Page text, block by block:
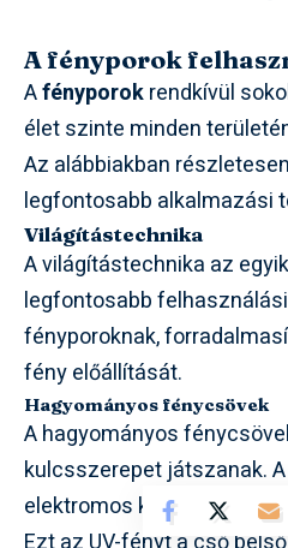
A fényporok
Afényporokrendkívül
élet szinte minden
Az alábbiakban
legfontosabb alkalmazási
Világítástechnika
A világítástechnika az
legfontosabb
fényporoknak,
fény előállítását.
Hagyományos fénycsövek
A hagyományos
kulcsszerepet játszanak.
elektromos kisülés